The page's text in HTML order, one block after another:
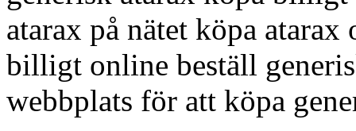
atarax på nätet köpa
billigt online beställ
webbplats för att köpa